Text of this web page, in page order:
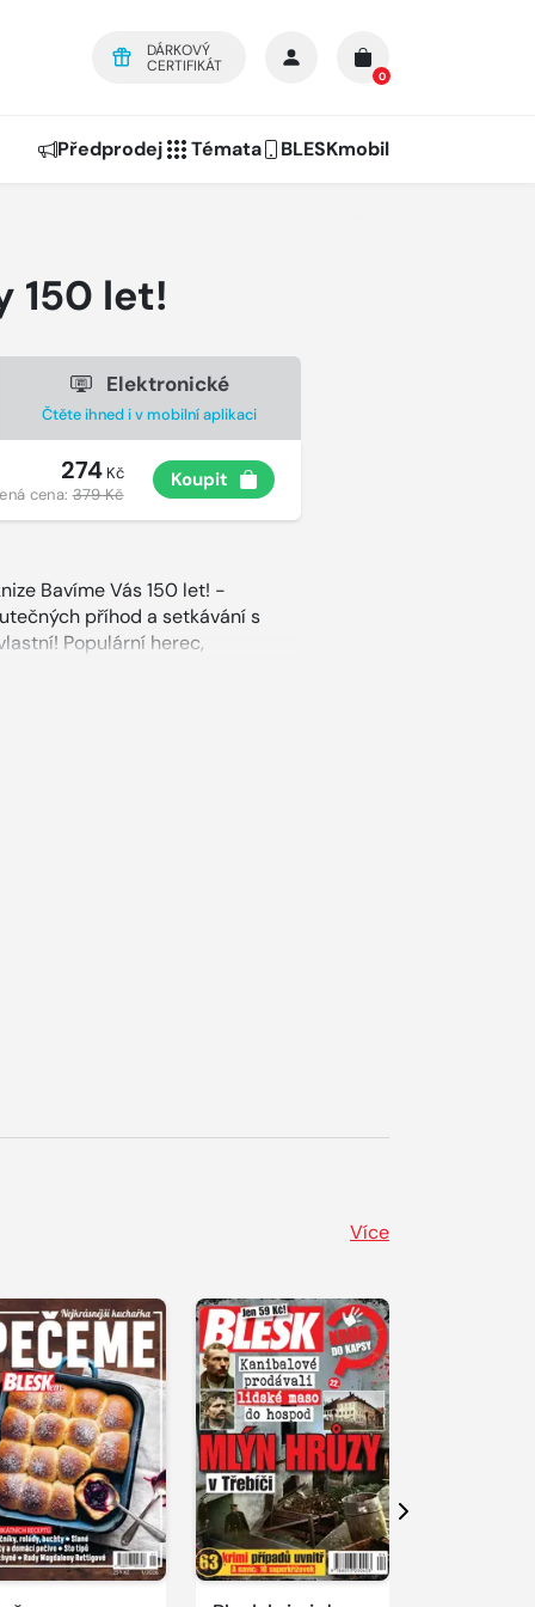
DÁRKOVÝ
CERTIFIKÁT
0
Předprodej Témata BLESKmobil
150 let!
Elektronické
Čtěte ihned i v mobilní aplikaci
274Kč
cena:379 Kč
Koupit
Bavíme Vás 150 let! -
příhod a setkávání s
Populární herec,
a glosátorka utvořili
jakou představoval jejich
Více
Další